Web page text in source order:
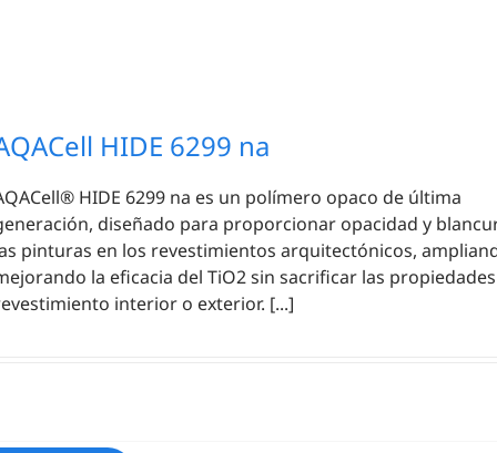
HIDE 6299 na
HIDE 6299 na es un polímero opaco de última
diseñado para proporcionar opacidad y
pinturas en los revestimientos arquitectónicos,
la eficacia del TiO2 sin sacrificar las
interior o exterior. [...]